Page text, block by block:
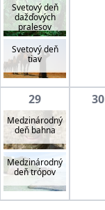
Svetový deň
dažďových
pralesov
Svetový deň
tiav
29
Medzinárodný
deň bahna
Medzinárodný
deň trópov
30